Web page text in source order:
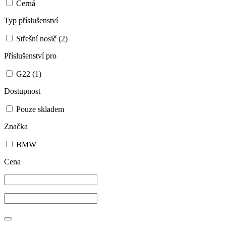
Černá
Typ příslušenství
Střešní nosič (2)
Příslušenství pro
G22 (1)
Dostupnost
Pouze skladem
Značka
BMW
Cena